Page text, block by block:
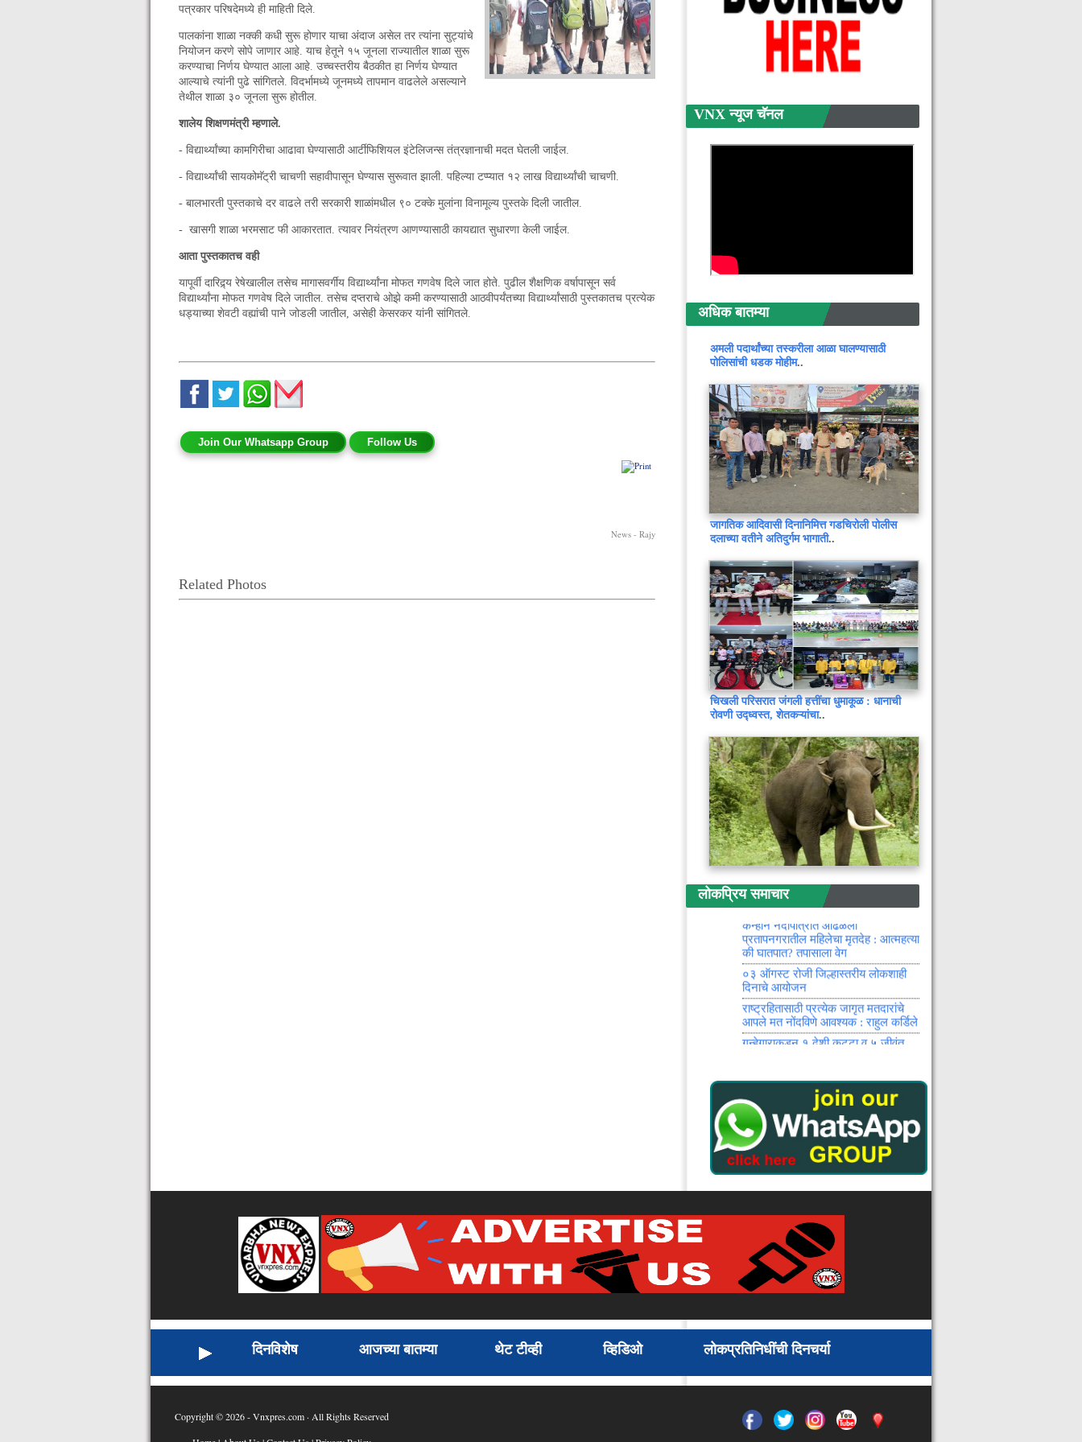
पत्रकार परिषदेमध्ये ही माहिती दिले.
पालकांना शाळा नक्की कधी सुरू होणार याचा अंदाज असेल तर त्यांना सुट्यांचे
नियोजन करणे सोपे जाणार आहे. याच हेतूने १५ जूनला राज्यातील शाळा सुरू
करण्याचा निर्णय घेण्यात आला आहे. उच्चस्तरीय बैठकीत हा निर्णय घेण्यात
आल्याचे त्यांनी पुढे सांगितले. विदर्भामध्ये जूनमध्ये तापमान वाढलेले असल्याने
तेथील शाळा ३० जूनला सुरू होतील.
शालेय शिक्षणमंत्री म्हणाले.
- विद्यार्थ्यांच्या कामगिरीचा आढावा घेण्यासाठी आर्टीफिशियल इंटेलिजन्स तंत्रज्ञानाची मदत घेतली जाईल.
- विद्यार्थ्यांची सायकोमॅट्री चाचणी सहावीपासून घेण्यास सुरूवात झाली. पहिल्या टप्प्यात १२ लाख विद्यार्थ्यांची चाचणी.
- बालभारती पुस्तकाचे दर वाढले तरी सरकारी शाळांमधील ९० टक्के मुलांना विनामूल्य पुस्तके दिली जातील.
- खासगी शाळा भरमसाट फी आकारतात. त्यावर नियंत्रण आणण्यासाठी कायद्यात सुधारणा केली जाईल.
आता पुस्तकातच वही
यापूर्वी दारिद्र्य रेषेखालील तसेच मागासवर्गीय विद्यार्थ्यांना मोफत गणवेष दिले जात होते. पुढील शैक्षणिक वर्षापासून सर्व
विद्यार्थ्यांना मोफत गणवेष दिले जातील. तसेच दप्तराचे ओझे कमी करण्यासाठी आठवीपर्यंतच्या विद्यार्थ्यांसाठी पुस्तकातच प्रत्येक
धड्याच्या शेवटी वह्यांची पाने जोडली जातील, असेही केसरकर यांनी सांगितले.
Join Our Whatsapp Group Follow Us
News - Rajy
Related Photos
VNX न्यूज चॅनल
अधिक बातम्या
अमली पदार्थांच्या तस्करीला आळा घालण्यासाठी
पोलिसांची धडक मोहीम..
जागतिक आदिवासी दिनानिमित्त गडचिरोली पोलीस
दलाच्या वतीने अतिदुर्गम भागाती..
चिखली परिसरात जंगली हत्तींचा धुमाकूळ : धानाची
रोवणी उद्ध्वस्त, शेतकऱ्यांचा..
लोकप्रिय समाचार
६ जुलै रोजी लोकशाही दिन आयोजित
शैक्षणिक साहित्य प्रदर्शनी उत्साहात संपन्न
राज्यात उद्यापासून १२ वीच्या विद्यार्थ्यांची
लेखी परीक्षा : यंदा १४ लाख विद्यार्थी परीक्षा
देणार
संगीत सम्राट उस्ताद राशिद खान यांचे
निधन
समस्त जनतेला दीपावलीच्या हार्दिक शुभेच्छा
!
प्रशिक्षणार्थ्यांनी नेहमी अद्ययावत पाहिजे :
युवराज टेंभुर्णे जिल्हा अग्रणी प्रबंधक
महिलेवर सामूहिक बलात्कार करून खून :
एका नराधमाचा मृतदेहावरही अत्याचार
मतदानाच्या दिवशी सुट्टी न दिल्यास होणार
कारवाई
योजनांचा थेट लाभ देऊन महिलांचा विकास
साधण्यासाठी शासन कटिबद्ध : खा.अशोक
नेते
नवरगावमध्ये स्मार्ट मीटर विरोधात
काँग्रेसचा जन आक्रोश
सांस्कृतिक कार्यक्रमातून महिलांचा
कलात्मक विकास : माजी नगराध्यक्ष योगिता
कन्हान नदीपात्रात आढळला
प्रतापनगरातील महिलेचा मृतदेह : आत्महत्या
की घातपात? तपासाला वेग
०३ ऑगस्ट रोजी जिल्हास्तरीय लोकशाही
दिनाचे आयोजन
राष्ट्रहितासाठी प्रत्येक जागृत मतदारांचे
आपले मत नोंदविणे आवश्यक : राहुल कर्डिले
कारवाई
दारूच्या नशेत मुलाकडून आईवर जीवघेणा
हल्ला : उपचारादरम्यान मृत्यू, गोंडपिपरी
तालुक्यात खळबळ
पालकमंत्री सुधीर मुनगंटीवार यांचा उद्या
वर्धा जिल्हा दौरा कार्यक्रम
एमआयडीसीसाठी ४० कोटींच्या निधीची
घरातून ४६ हजारांचा प्रतिबंधित सुगंधित
तंबाखू साठा जप्त : ब्रह्मपुरी पोलिसांची
कारवाई
कचारगड व मांडोदेवी आणि नागरा धाम
अग्रवाल यांची मुख्यमंत्र्यांकडे मागणी
दिनविशेष आजच्या बातम्या थेट टीव्ही व्हिडिओ लोकप्रतिनिधींची दिनचर्या
Copyright © 2026 - Vnxpres.com · All Rights Reserved